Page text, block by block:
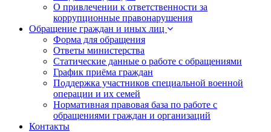
О привлечении к ответственности за
коррупционные правонарушения
Обращение граждан и иных лиц
Форма для обращения
Ответы министерства
Статические данные о работе с обращениями
График приёма граждан
Поддержка участников специальной военной
операции и их семей
Нормативная правовая база по работе с
обращениями граждан и организаций
Контакты